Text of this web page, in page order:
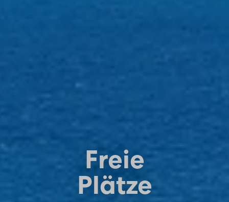
Freie
Plätze